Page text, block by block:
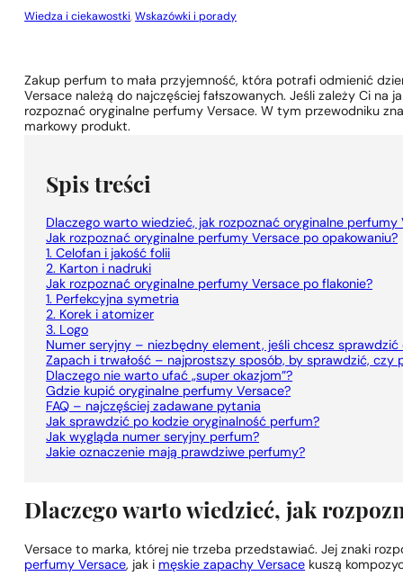
Wiedza i ciekawostki,Wskazówki i porady
Zakup perfum to mała przyjemność, która potrafi odmienić
Versace należą do najczęściej fałszowanych. Jeśli zależy Ci na
rozpoznać oryginalne perfumy Versace. W tym przewodniku
markowy produkt.
Spis treści
Dlaczego warto wiedzieć, jak rozpoznać oryginalne perfumy
Jak rozpoznać oryginalne perfumy Versace po opakowaniu?
1. Celofan i jakość folii
2. Karton i nadruki
Jak rozpoznać oryginalne perfumy Versace po flakonie?
1. Perfekcyjna symetria
2. Korek i atomizer
3. Logo
Numer seryjny – niezbędny element, jeśli chcesz
Zapach i trwałość – najprostszy sposób, by sprawdzić, czy
Dlaczego nie warto ufać „super okazjom”?
Gdzie kupić oryginalne perfumy Versace?
FAQ – najczęściej zadawane pytania
Jak sprawdzić po kodzie oryginalność perfum?
Jak wygląda numer seryjny perfum?
Jakie oznaczenie mają prawdziwe perfumy?
Dlaczego warto wiedzieć, jak
Versace to marka, której nie trzeba przedstawiać. Jej znaki
perfumy Versace, jak i męskie zapachy Versace kuszą